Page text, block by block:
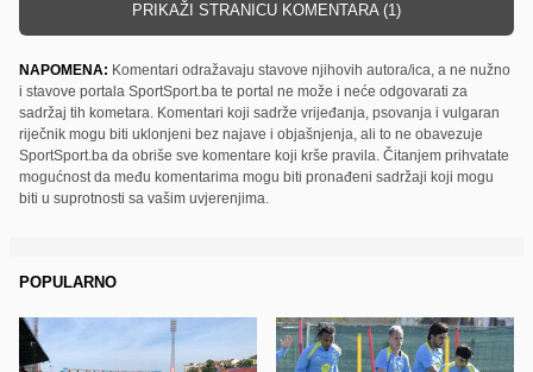
PRIKAŽI STRANICU KOMENTARA (1)
NAPOMENA: Komentari odražavaju stavove njihovih autora/ica, a ne nužno
i stavove portala SportSport.ba te portal ne može i neće odgovarati za
sadržaj tih kometara. Komentari koji sadrže vrijeđanja, psovanja i vulgaran
riječnik mogu biti uklonjeni bez najave i objašnjenja, ali to ne obavezuje
SportSport.ba da obriše sve komentare koji krše pravila. Čitanjem prihvatate
mogućnost da među komentarima mogu biti pronađeni sadržaji koji mogu
biti u suprotnosti sa vašim uvjerenjima.
POPULARNO